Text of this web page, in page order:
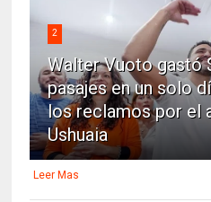
2
Walter Vuoto gastó
pasajes en un solo
los reclamos por el
Ushuaia
Leer Mas